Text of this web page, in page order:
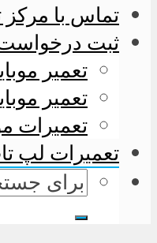
تماس با مرکز
ثبت
تعمیر
تعمیر
تعمیرات
تعمیرات لپ